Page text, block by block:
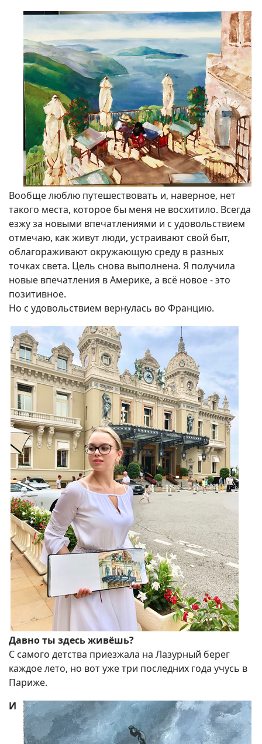
Вообще люблю путешествовать и, наверное, нет
такого места, которое бы меня не восхитило. Всегда
езжу за новыми впечатлениями и с удовольствием
отмечаю, как живут люди, устраивают свой быт,
облагораживают окружающую среду в разных
точках света. Цель снова выполнена. Я получила
новые впечатления в Америке, а всё новое - это
позитивное.
Но с удовольствием вернулась во Францию.
Давно ты здесь живёшь?
С самого детства приезжала на Лазурный берег
каждое лето, но вот уже три последних года учусь в
Париже.
И